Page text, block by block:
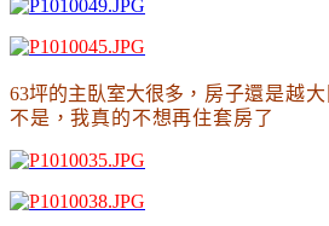
63坪的主臥室大很多 ，房子還是越
不是 ，我真的不想再住套房了